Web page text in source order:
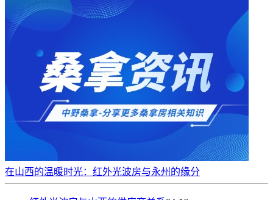
在山西的温暖时光：红外光波房与永州的缘分